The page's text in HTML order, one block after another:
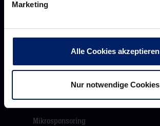
Marketing
Alle Cookies akzeptieren
Nur notwendige Cookies
Werbemöglichkeiten
VIP Dauerkarten
Business-News
Mikrosponsoring